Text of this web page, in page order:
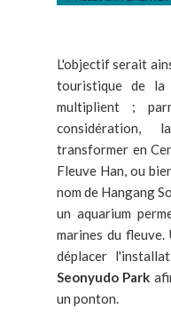
L'objectif serait
touristique de
multiplient ;
transformer en
Fleuve Han, ou
nom de Hangang
un aquarium
marines du
déplacer
Seonyudo Park
un ponton.